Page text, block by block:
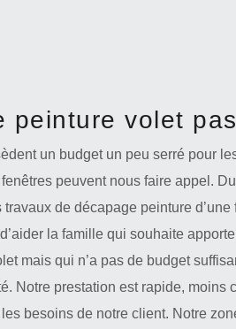
peinture volet
un budget un peu serré pour
peuvent nous faire appel.
de décapage peinture d’une
la famille qui souhaite
mais qui n’a pas de budget
Notre prestation est rapide, moins
besoins de notre client. Notre